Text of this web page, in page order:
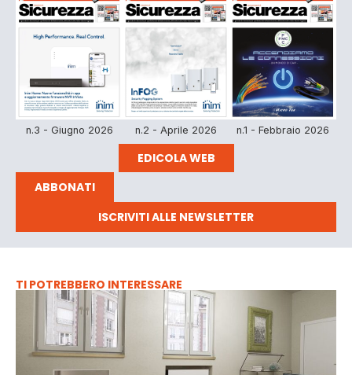
n.3 - Giugno 2026 n.2 - Aprile 2026 n.1 - Febbraio 2026
EDICOLA WEB
ABBONATI
ISCRIVITI ALLE NEWSLETTER
TI POTREBBERO INTERESSARE